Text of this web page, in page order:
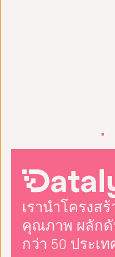
เรานำโครงส
คุณภาพ ผลัก
กว่า 50 ประเท